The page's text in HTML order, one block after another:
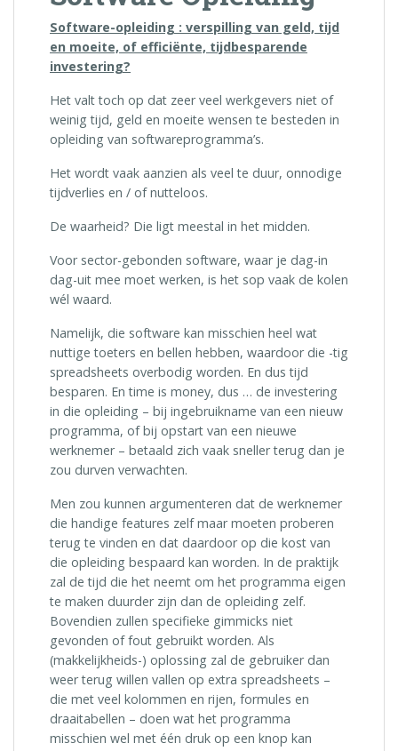
Software-opleiding : verspilling van geld, tijd
en moeite, of efficiënte, tijdbesparende
investering?
Het valt toch op dat zeer veel werkgevers niet of
weinig tijd, geld en moeite wensen te besteden in
opleiding van softwareprogramma’s.
Het wordt vaak aanzien als veel te duur, onnodige
tijdverlies en / of nutteloos.
De waarheid? Die ligt meestal in het midden.
Voor sector-gebonden software, waar je dag-in
dag-uit mee moet werken, is het sop vaak de kolen
wél waard.
Namelijk, die software kan misschien heel wat
nuttige toeters en bellen hebben, waardoor die -tig
spreadsheets overbodig worden. En dus tijd
besparen. En time is money, dus … de investering
in die opleiding – bij ingebruikname van een nieuw
programma, of bij opstart van een nieuwe
werknemer – betaald zich vaak sneller terug dan je
zou durven verwachten.
Men zou kunnen argumenteren dat de werknemer
die handige features zelf maar moeten proberen
terug te vinden en dat daardoor op die kost van
die opleiding bespaard kan worden. In de praktijk
zal de tijd die het neemt om het programma eigen
te maken duurder zijn dan de opleiding zelf.
Bovendien zullen specifieke gimmicks niet
gevonden of fout gebruikt worden. Als
(makkelijkheids-) oplossing zal de gebruiker dan
weer terug willen vallen op extra spreadsheets –
die met veel kolommen en rijen, formules en
draaitabellen – doen wat het programma
misschien wel met één druk op een knop kan